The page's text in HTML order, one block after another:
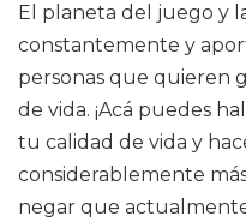
El planeta del juego y
constantemente y
personas que quieren
de vida. ¡Acá puedes
tu calidad de vida y
considerablemente
negar que